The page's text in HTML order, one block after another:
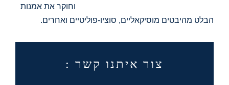
וחוקר את אמנות
הבלט מהיבטים מוסיקאליים, סוציו-פוליטיים ואחרים.
צור איתנו קשר :